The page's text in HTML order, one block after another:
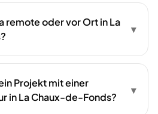
remote oder vor Ort in La
▾
Projekt mit einer
in La Chaux-de-Fonds?
▾